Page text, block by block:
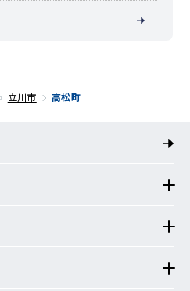
立川市 高松町